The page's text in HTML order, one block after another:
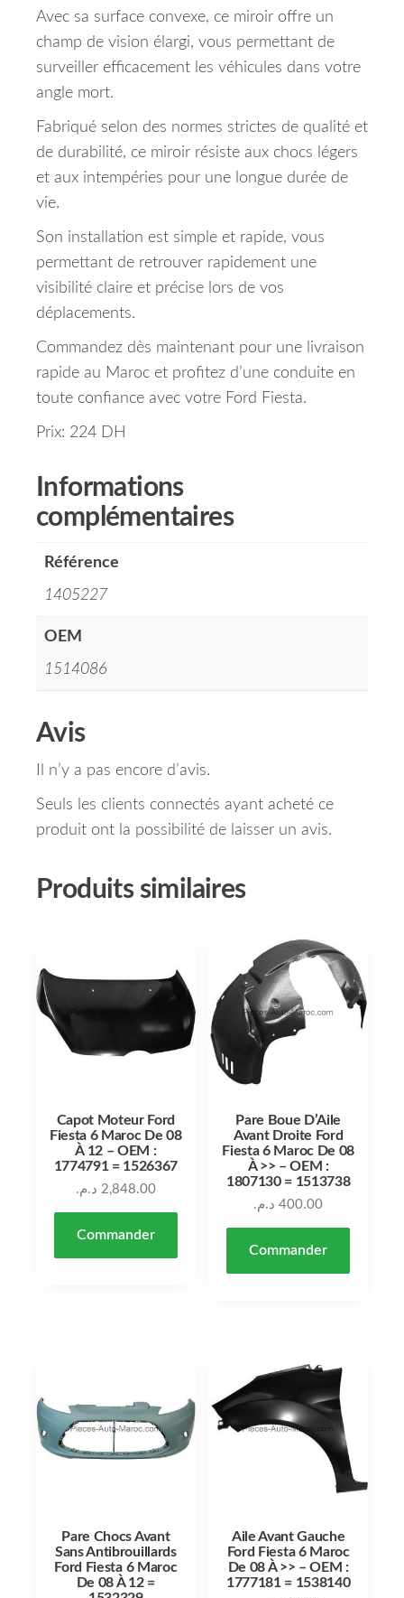
Avec sa surface convexe, ce miroir offre un
champ de vision élargi, vous permettant de
surveiller efficacement les véhicules dans votre
angle mort.
Fabriqué selon des normes strictes de qualité et
de durabilité, ce miroir résiste aux chocs légers
et aux intempéries pour une longue durée de
vie.
Son installation est simple et rapide, vous
permettant de retrouver rapidement une
visibilité claire et précise lors de vos
déplacements.
Commandez dès maintenant pour une livraison
rapide au Maroc et profitez d’une conduite en
toute confiance avec votre Ford Fiesta.
Prix: 224 DH
Informations
complémentaires
Référence
1405227
OEM
1514086
Avis
Il n’y a pas encore d’avis.
Seuls les clients connectés ayant acheté ce
produit ont la possibilité de laisser un avis.
Produits similaires
Capot Moteur Ford
Fiesta 6 Maroc De 08
À 12 – OEM :
1774791 = 1526367
2,848.00 د.م.
Commander
Pare Boue D’Aile
Avant Droite Ford
Fiesta 6 Maroc De 08
À >> – OEM :
1807130 = 1513738
400.00 د.م.
Commander
Pare Chocs Avant
Sans Antibrouillards
Ford Fiesta 6 Maroc
De 08 À 12 =
Aile Avant Gauche
Ford Fiesta 6 Maroc
De 08 À >> – OEM :
1777181 = 1538140